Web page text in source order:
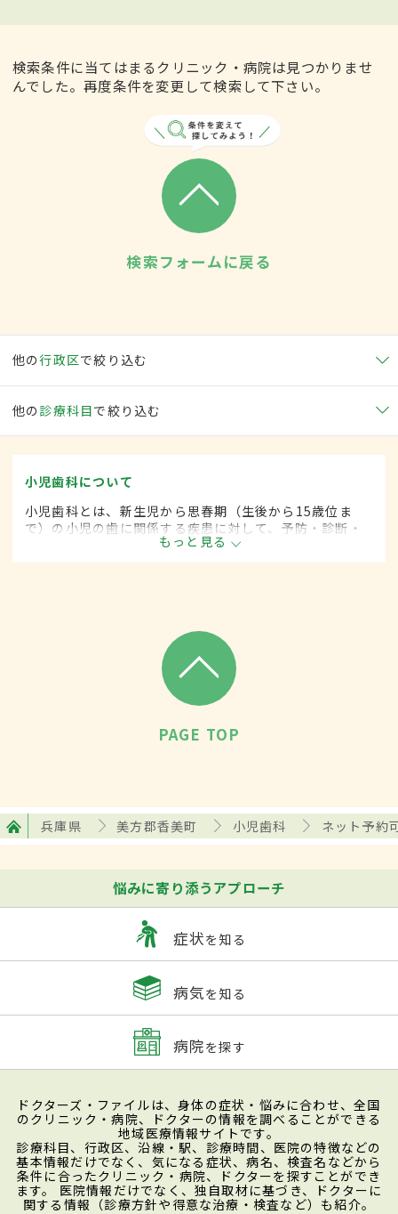
検索条件に当てはまるクリニック・病院は見つかりませ
んでした。再度条件を変更して検索して下さい。
検索フォームに戻る
他の行政区で絞り込む
他の 診療科目で絞り込む
小児歯科について
小児歯科とは、新生児から思春期（生後から15歳位ま
で）の小児の歯に関係する疾患に対して、予防・診断・
治療する歯科の一領域です。
もっと見る
PAGE TOP
兵庫県 美方郡香美町 小児歯科 ネット予約
悩みに寄り添うアプローチ
症状を知る
病気を知る
病院を探す
ドクターズ・ファイルは、身体の症状・悩みに合わせ、全国
のクリニック・病院、ドクターの情報を調べることができる
地域医療情報サイトです。
診療科目、行政区、沿線・駅、診療時間、医院の特徴などの
基本情報だけでなく、気になる症状、病名、検査名などから
条件に合ったクリニック・病院、ドクターを探すことができ
ます。 医院情報だけでなく、独自取材に基づき、ドクターに
関する情報（診療方針や得意な治療・検査など）も紹介。